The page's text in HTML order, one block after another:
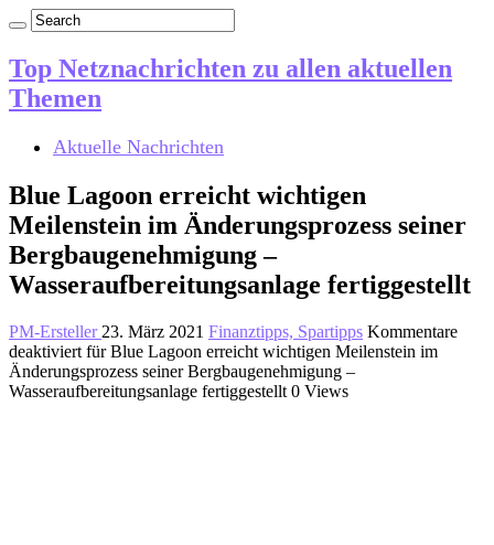
Top Netznachrichten zu allen aktuellen
Themen
Aktuelle Nachrichten
Blue Lagoon erreicht wichtigen
Meilenstein im Änderungsprozess seiner
Bergbaugenehmigung –
Wasseraufbereitungsanlage fertiggestellt
PM-Ersteller 23. März 2021 Finanztipps, Spartipps Kommentare
deaktiviert für Blue Lagoon erreicht wichtigen Meilenstein im
Änderungsprozess seiner Bergbaugenehmigung –
Wasseraufbereitungsanlage fertiggestellt 0 Views